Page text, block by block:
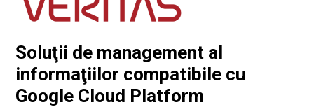
Soluţii de management al
informaţiilor compatibile cu
Google Cloud Platform